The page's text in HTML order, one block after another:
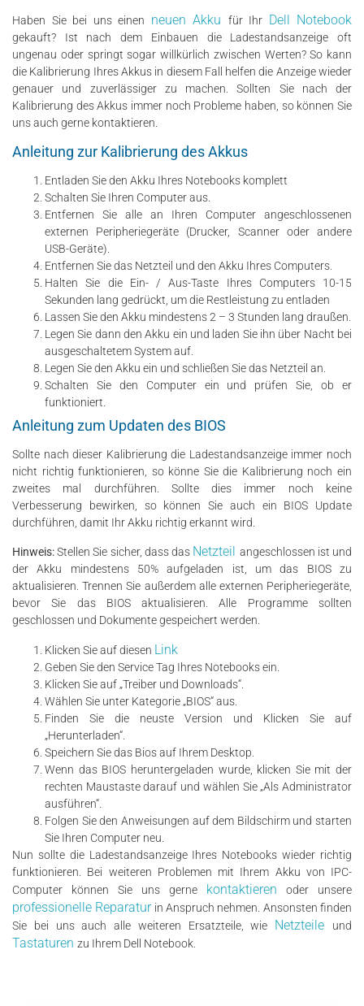
Haben Sie bei uns einen neuen Akku für Ihr Dell Notebook
gekauft? Ist nach dem Einbauen die Ladestandsanzeige oft
ungenau oder springt sogar willkürlich zwischen Werten? So kann
die Kalibrierung Ihres Akkus in diesem Fall helfen die Anzeige wieder
genauer und zuverlässiger zu machen. Sollten Sie nach der
Kalibrierung des Akkus immer noch Probleme haben, so können Sie
uns auch gerne kontaktieren.
Anleitung zur Kalibrierung des Akkus
Entladen Sie den Akku Ihres Notebooks komplett
Schalten Sie Ihren Computer aus.
Entfernen Sie alle an Ihren Computer angeschlossenen
externen Peripheriegeräte (Drucker, Scanner oder andere
USB-Geräte).
Entfernen Sie das Netzteil und den Akku Ihres Computers.
Halten Sie die Ein- / Aus-Taste Ihres Computers 10-15
Sekunden lang gedrückt, um die Restleistung zu entladen
Lassen Sie den Akku mindestens 2 – 3 Stunden lang draußen.
Legen Sie dann den Akku ein und laden Sie ihn über Nacht bei
ausgeschaltetem System auf.
Legen Sie den Akku ein und schließen Sie das Netzteil an.
Schalten Sie den Computer ein und prüfen Sie, ob er
funktioniert.
Anleitung zum Updaten des BIOS
Sollte nach dieser Kalibrierung die Ladestandsanzeige immer noch
nicht richtig funktionieren, so könne Sie die Kalibrierung noch ein
zweites mal durchführen. Sollte dies immer noch keine
Verbesserung bewirken, so können Sie auch ein BIOS Update
durchführen, damit Ihr Akku richtig erkannt wird.
Hinweis:Stellen Sie sicher, dass das Netzteil
angeschlossen ist und
der Akku mindestens 50% aufgeladen ist, um das BIOS zu
aktualisieren. Trennen Sie außerdem alle externen Peripheriegeräte,
bevor Sie das BIOS aktualisieren. Alle Programme sollten
geschlossen und Dokumente gespeichert werden.
Klicken Sie auf diesen Link
Geben Sie den Service Tag Ihres Notebooks ein.
Klicken Sie auf „Treiber und Downloads“.
Wählen Sie unter Kategorie „BIOS“ aus.
Finden Sie die neuste Version und Klicken Sie auf
„Herunterladen“.
Speichern Sie das Bios auf Ihrem Desktop.
Wenn das BIOS heruntergeladen wurde, klicken Sie mit der
rechten Maustaste darauf und wählen Sie „Als Administrator
ausführen“.
Folgen Sie den Anweisungen auf dem Bildschirm und starten
Sie Ihren Computer neu.
Nun sollte die Ladestandsanzeige Ihres Notebooks wieder richtig
funktionieren. Bei weiteren Problemen mit Ihrem Akku von IPC-
Computer können Sie uns gerne kontaktieren oder unsere
professionelle Reparaturin Anspruch nehmen. Ansonsten finden
Sie bei uns auch alle weiteren Ersatzteile, wie Netzteile und
Tastaturen zu Ihrem Dell Notebook.